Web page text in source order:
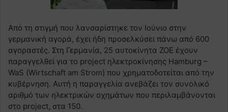
Από τη στιγμή που λανσαρίστηκε τον Ιούνιο στην
γερμανική αγορά, έχει ήδη προσελκύσει πάνω από 600
αγοραστές. Στη Γερμανία, 25 αυτοκίνητα ZOE έχουν
παραγγελθεί για το project ηλεκτροκίνησης Hamburg –
WaS (Wirtschaft am Strom) που χρηματοδοτείται από την
κυβέρνηση. Αυτή η παραγγελία ανεβάζει τον συνολικό
αριθμό των ηλεκτρικών οχημάτων που περιλαμβάνονται
στο project, στα 150.